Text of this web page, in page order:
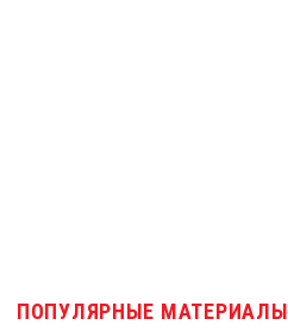
ПОПУЛЯРНЫЕ МАТЕРИАЛЫ